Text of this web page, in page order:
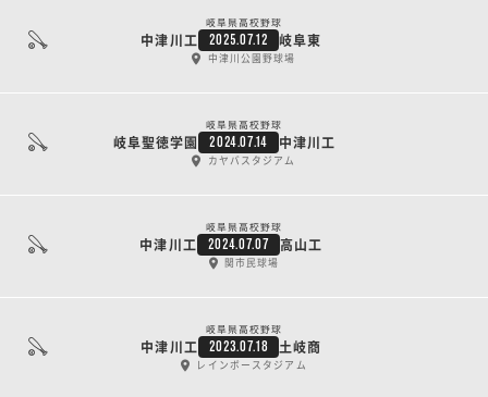
岐阜県高校野球
中津川工 2025.07.12 岐阜東
中津川公園野球場
岐阜県高校野球
岐阜聖徳学園 2024.07.14 中津川工
カヤバスタジアム
岐阜県高校野球
中津川工 2024.07.07 高山工
関市民球場
岐阜県高校野球
中津川工 2023.07.18 土岐商
レインボースタジアム